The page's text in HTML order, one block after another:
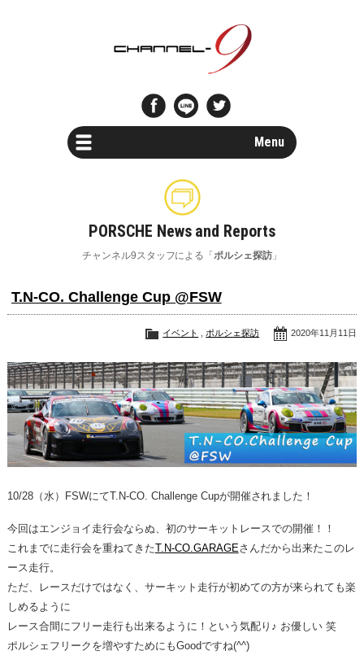
Menu
ポルシェスペシャルショップ一覧
Maintenance
整備・メンテナンス工場
Report
ポルシェ探訪
PORSCHE News and Reports
チャンネル9スタッフによる「ポルシェ探訪 」
T.N-CO. Challenge Cup @FSW
2020年11月11日
イベント ポルシェ探訪
10/28（水）FSWにてT.N-CO. Challenge Cupが開催されました！
今回はエンジョイ走行会ならぬ、初のサーキットレースでの開催！！
これまでに走行会を重ねてきたT.N-CO.GARAGEさんだから出来たこのレ
ース走行。
ただ、レースだけではなく、サーキット走行が初めての方が来られても楽
しめるように
レース合間にフリー走行も出来るように！という気配り♪ お優しい 笑
ポルシェフリークを増やすためにもGoodですね(^^)